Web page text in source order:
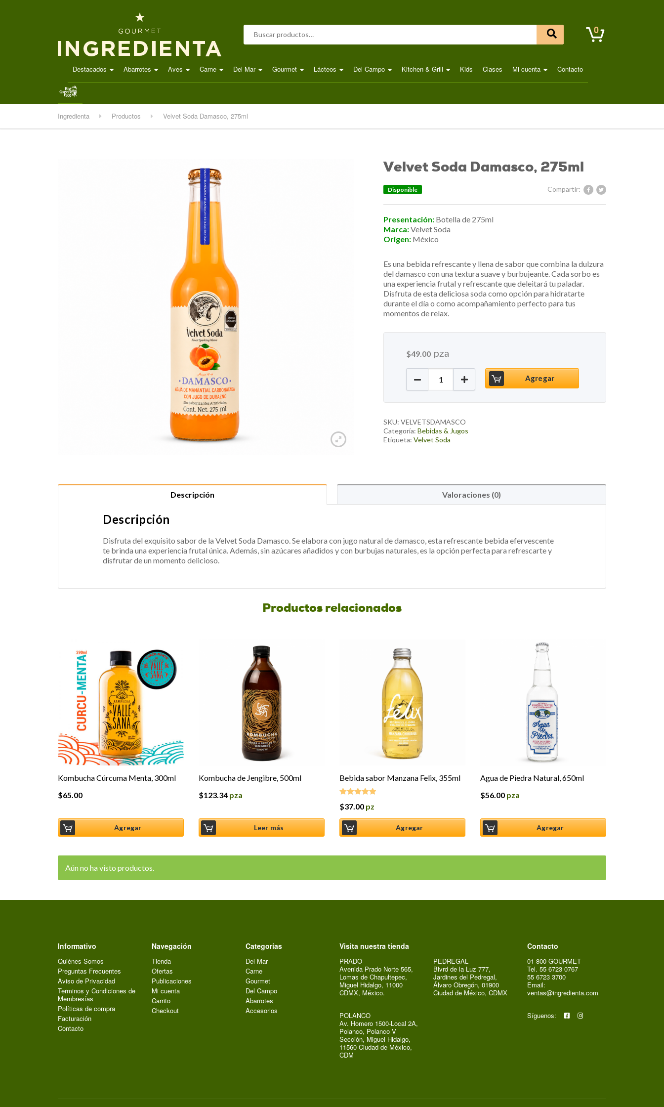
Buscar por: 0
Destacados Abarrotes Aves Carne Del Mar Gourmet Lácteos Del Campo Kitchen & Grill Kids Clases Mi cuenta Contacto
.
Ingredienta Productos Velvet Soda Damasco, 275ml
Velvet Soda Damasco, 275ml
Compartir:
Disponible
Presentación: Botella de 275ml
Marca:Velvet Soda
Origen: México
Es una bebida refrescante y llena de sabor que combina la dulzura
del damasco con una textura suave y burbujeante. Cada sorbo es
una experiencia frutal y refrescante que deleitará tu paladar.
Disfruta de esta deliciosa soda como opción para hidratarte
durante el día o como acompañamiento perfecto para tus
momentos de relax.
$49.00 pza
Velvet Soda Damasco, 275ml cantidad
Agregar
SKU:VELVETSDAMASCO
Categoría:Bebidas & Jugos
Etiqueta:Velvet Soda
Descripción Valoraciones (0)
Descripción
Disfruta del exquisito sabor de la Velvet Soda Damasco. Se elabora con jugo natural de damasco, esta refrescante bebida efervescente
te brinda una experiencia frutal única. Además, sin azúcares añadidos y con burbujas naturales, es la opción perfecta para refrescarte y
disfrutar de un momento delicioso.
Productos relacionados
Kombucha Cúrcuma Menta, 300ml
$65.00
Agregar
Kombucha de Jengibre, 500ml
$123.34 pza
Leer más
Bebida sabor Manzana Felix, 355ml
Valorado en
$37.00 pz
Agregar
Agua de Piedra Natural, 650ml
$56.00 pza
Agregar
Aún no ha visto productos.
Informativo
Quiénes Somos
Preguntas Frecuentes
Aviso de Privacidad
Terminos y Condiciones de
Membresías
Políticas de compra
Facturación
Contacto
Navegación
Tienda
Ofertas
Publicaciones
Mi cuenta
Carrito
Checkout
Categorías
Del Mar
Carne
Gourmet
Del Campo
Abarrotes
Accesorios
Visita nuestra tienda
PRADO
Avenida Prado Norte 565,
Lomas de Chapultepec,
Miguel Hidalgo, 11000
CDMX, México.
POLANCO
Av. Homero 1500-Local 2A,
Polanco, Polanco V
Sección, Miguel Hidalgo,
11560 Ciudad de México,
CDM
PEDREGAL
Blvrd de la Luz 777,
Jardines del Pedregal,
Álvaro Obregón, 01900
Ciudad de México, CDMX
Contacto
01 800 GOURMET
Tel. 55 6723 0767
55 6723 3700
Email:
ventas@ingredienta.com
Síguenos: